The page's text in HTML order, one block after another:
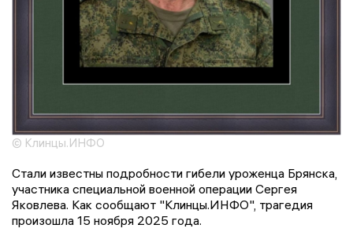
© Клинцы.ИНФО
Стали известны подробности гибели уроженца Брянска,
участника специальной военной операции Сергея
Яковлева. Как сообщают "Клинцы.ИНФО", трагедия
произошла 15 ноября 2025 года.